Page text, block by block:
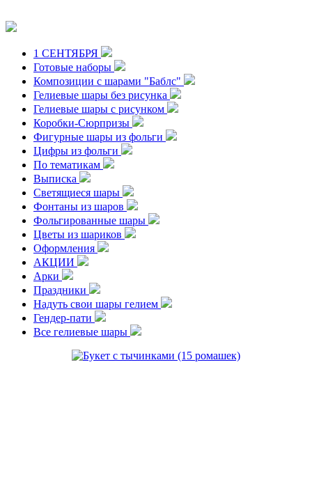
1 СЕНТЯБРЯ
Готовые наборы
Композиции с шарами "Баблс"
Гелиевые шары без рисунка
Гелиевые шары с рисунком
Коробки-Сюрпризы
Фигурные шары из фольги
Цифры из фольги
По тематикам
Выписка
Светящиеся шары
Фонтаны из шаров
Фольгированные шары
Цветы из шариков
Оформления
АКЦИИ
Арки
Праздники
Надуть свои шары гелием
Гендер-пати
Все гелиевые шары